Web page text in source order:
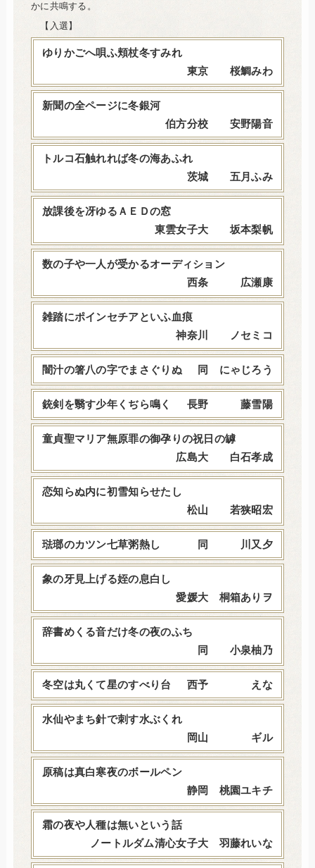
かに共鳴する。
【入選】
ゆりかごへ唄ふ頬杖冬すみれ
東京 桜鯛みわ
新聞の全ページに冬銀河
伯方分校 安野陽音
トルコ石触れれば冬の海あふれ
茨城 五月ふみ
放課後を冴ゆるＡＥＤの窓
東雲女子大 坂本梨帆
数の子や一人が受かるオーディション
西条 広瀬康
雑踏にポインセチアといふ血痕
神奈川 ノセミコ
闇汁の箸八の字でまさぐりぬ 同 にゃじろう
銃剣を翳す少年くぢら鳴く 長野 藤雪陽
童貞聖マリア無原罪の御孕りの祝日の罅
広島大 白石孝成
恋知らぬ内に初雪知らせたし
松山 若狭昭宏
琺瑯のカツン七草粥熱し 同 川又夕
象の牙見上げる姪の息白し
愛媛大 桐箱ありヲ
辞書めくる音だけ冬の夜のふち
同 小泉柚乃
冬空は丸くて星のすべり台 西予 えな
水仙やまち針で刺す水ぶくれ
岡山 ギル
原稿は真白寒夜のボールペン
静岡 桃園ユキチ
霜の夜や人種は無いという話
ノートルダム清心女子大 羽藤れいな